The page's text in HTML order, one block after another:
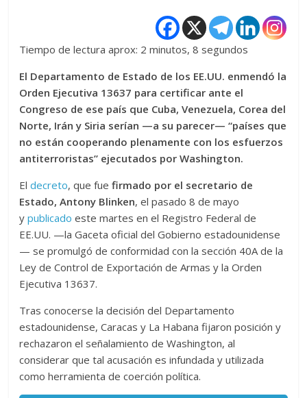
Tiempo de lectura aprox: 2 minutos, 8 segundos
El Departamento de Estado de los EE.UU. enmendó la
Orden Ejecutiva 13637 para certificar ante el
Congreso de ese país que Cuba, Venezuela, Corea del
Norte, Irán y Siria serían —a su parecer— “países que
no están cooperando plenamente con los esfuerzos
antiterroristas” ejecutados por Washington.
Eldecreto, que fuefirmado por el secretario de
Estado, Antony Blinken, el pasado 8 de mayo
ypublicado este martes en el Registro Federal de
EE.UU. —la Gaceta oficial del Gobierno estadounidense
— se promulgó de conformidad con la sección 40A de la
Ley de Control de Exportación de Armas y la Orden
Ejecutiva 13637.
Tras conocerse la decisión del Departamento
estadounidense, Caracas y La Habana fijaron posición y
rechazaron el señalamiento de Washington, al
considerar que tal acusación es infundada y utilizada
como herramienta de coerción política.